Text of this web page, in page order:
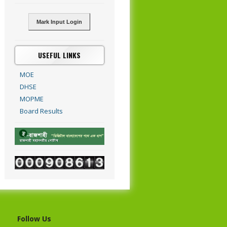
Mark Input Login
USEFUL LINKS
MOE
DHSE
MOPME
Board Results
Follow Us